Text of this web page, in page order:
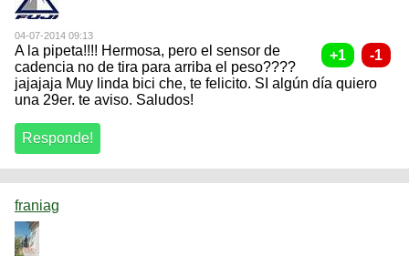
04-07-2014 09:13
A la pipeta!!!! Hermosa, pero el sensor de
cadencia no de tira para arriba el peso????
jajajaja Muy linda bici che, te felicito. SI algún día quiero
una 29er. te aviso. Saludos!
franiag